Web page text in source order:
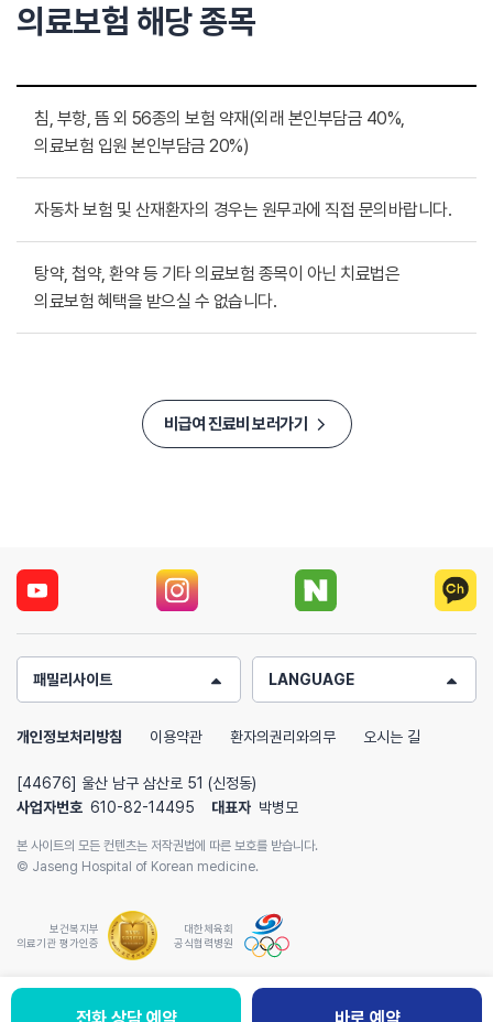
의료보험 해당 종목
침, 부항, 뜸 외 56종의 보험 약재(외래 본인부담금 40%,
의료보험 입원 본인부담금 20%)
자동차 보험 및 산재환자의 경우는 원무과에 직접 문의바랍니다.
탕약, 첩약, 환약 등 기타 의료보험 종목이 아닌 치료법은
의료보험 혜택을 받으실 수 없습니다.
비급여 진료비 보러가기
패밀리사이트 LANGUAGE
개인정보처리방침 이용약관 환자의권리와의무 오시는 길
[44676] 울산 남구 삼산로 51 (신정동)
사업자번호 610-82-14495 대표자 박병모
본 사이트의 모든 컨텐츠는 저작권법에 따른 보호를 받습니다.
© Jaseng Hospital of Korean medicine.
보건복지부
의료기관 평가인증
대한체육회
공식협력병원